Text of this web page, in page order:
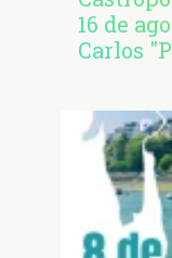
16 de
Carlos